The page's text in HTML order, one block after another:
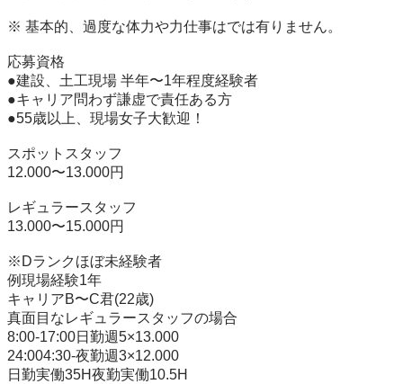
※ 基本的、過度な体力や力仕事はでは有りません。
応募資格
●建設、土工現場 半年〜1年程度経験者
●キャリア問わず謙虚で責任ある方
●55歳以上、現場女子大歓迎！
スポットスタッフ
12.000〜13.000円
レギュラースタッフ
13.000〜15.000円
※Dランクほぼ未経験者
例現場経験1年
キャリアB〜C君(22歳)
真面目なレギュラースタッフの場合
8:00-17:00日勤週5×13.000
24:004:30-夜勤週3×12.000
日勤実働35H夜勤実働10.5H